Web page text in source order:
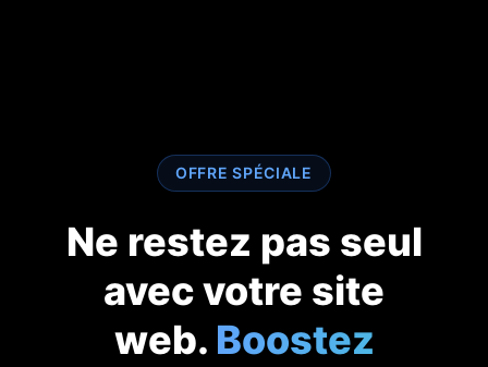
OFFRE SPÉCIALE
Ne restez pas seul
avec votre site
web. Boostez